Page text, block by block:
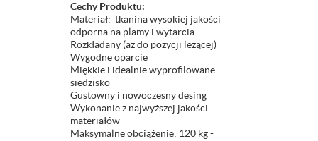
Cechy Produktu:
Materiał: tkanina wysokiej jakości
odporna na plamy i wytarcia
Rozkładany (aż do pozycji leżącej)
Wygodne oparcie
Miękkie i idealnie wyprofilowane
siedzisko
Gustowny i nowoczesny desing
Wykonanie z najwyższej jakości
materiałów
Maksymalne obciążenie: 120 kg -